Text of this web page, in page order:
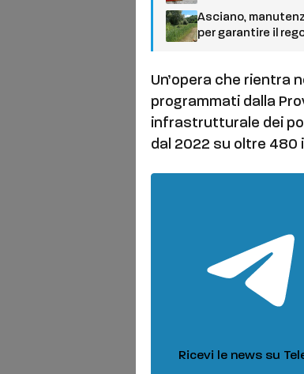
Asciano,
per garantire il
Un’opera che rientra
programmati dalla
infrastrutturale dei
dal 2022 su oltre
Ricevi le news su